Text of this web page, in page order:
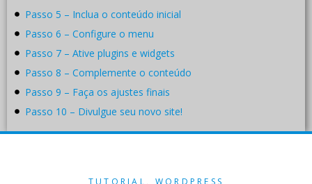
Passo 5 – Inclua o conteúdo inicial
Passo 6 – Configure o menu
Passo 7 – Ative plugins e widgets
Passo 8 – Complemente o conteúdo
Passo 9 – Faça os ajustes finais
Passo 10 – Divulgue seu novo site!
TUTORIAL , WORDPRESS